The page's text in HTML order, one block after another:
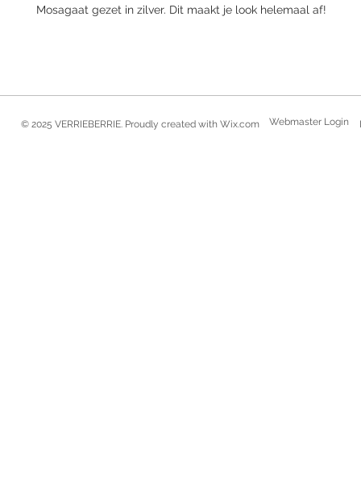
Mosagaat gezet in zilver. Dit maakt je look helemaal af!
© 2025 VERRIEBERRIE. Proudly created with Wix.com Webmaster Login